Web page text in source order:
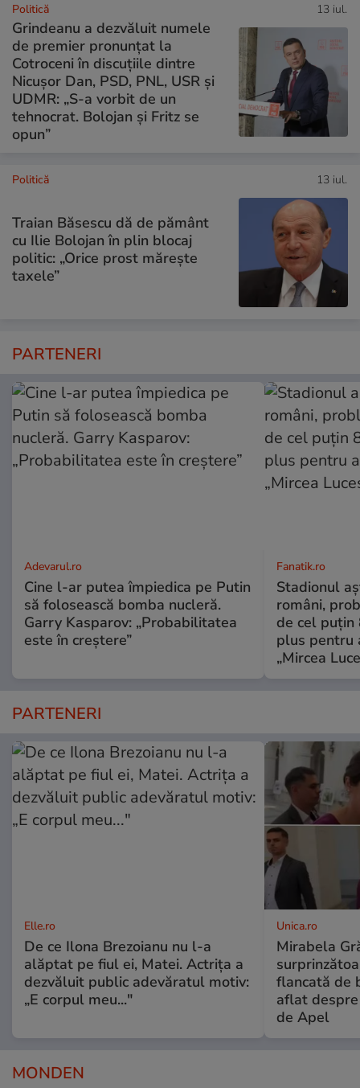
Politică 13 iul.
Grindeanu a dezvăluit numele
de premier pronunțat la
Cotroceni în discuțiile dintre
Nicușor Dan, PSD, PNL, USR și
UDMR: „S-a vorbit de un
tehnocrat. Bolojan și Fritz se
opun”
Politică 13 iul.
Traian Băsescu dă de pământ
cu Ilie Bolojan în plin blocaj
politic: „Orice prost mărește
taxele”
PARTENERI
Adevarul.ro
Cine l-ar putea împiedica pe Putin
să folosească bomba nucleră.
Garry Kasparov: „Probabilitatea
este în creștere”
Fanatik.ro
Stadionul
români,
de cel puțin
plus pentru
„Mircea
PARTENERI
Elle.ro
De ce Ilona Brezoianu nu l-a
alăptat pe fiul ei, Matei. Actrița a
dezvăluit public adevăratul motiv:
„E corpul meu..."
Unica.ro
Mirabela
flancată de
aflat
de Apel
MONDEN